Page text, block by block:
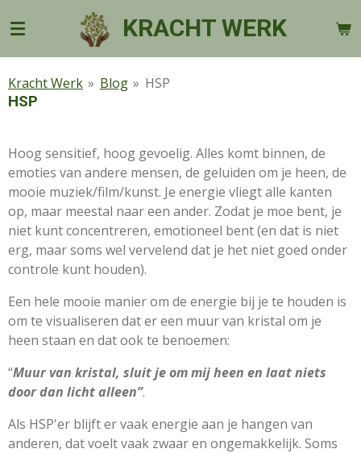
direct
naar
hoofdinhoud
KRACHT WERK
Kracht Werk » Blog » HSP
HSP
Hoog sensitief, hoog gevoelig. Alles komt binnen, de
emoties van andere mensen, de geluiden om je heen, de
mooie muziek/film/kunst. Je energie vliegt alle kanten
op, maar meestal naar een ander. Zodat je moe bent, je
niet kunt concentreren, emotioneel bent (en dat is niet
erg, maar soms wel vervelend dat je het niet goed onder
controle kunt houden).
Een hele mooie manier om de energie bij je te houden is
om te visualiseren dat er een muur van kristal om je
heen staan en dat ook te benoemen:
“Muur van kristal, sluit je om mij heen en laat niets
door dan licht alleen”.
Als HSP'er blijft er vaak energie aan je hangen van
anderen, dat voelt vaak zwaar en ongemakkelijk. Soms